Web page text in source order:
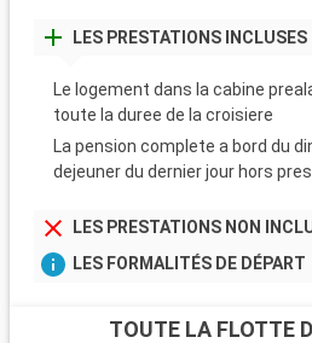
LES PRESTATIONS INCLUSES
Le logement dans la cabine
toute la duree de la croisiere
La pension complete a bord du
dejeuner du dernier jour hors
LES PRESTATIONS NON
LES FORMALITÉS DE DÉPART
TOUTE LA FLOTTE